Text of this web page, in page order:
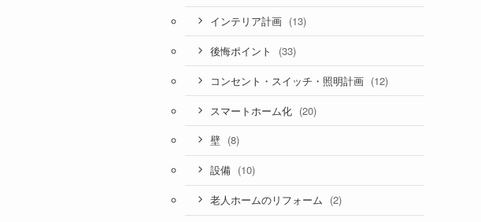
インテリア計画 (13)
後悔ポイント (33)
コンセント・スイッチ・照明計画 (12)
スマートホーム化 (20)
壁 (8)
設備 (10)
老人ホームのリフォーム (2)